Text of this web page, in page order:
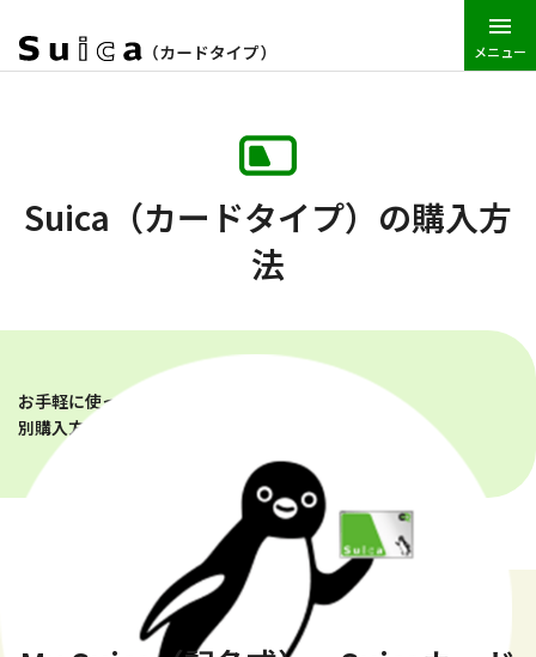
メニュー
Suica（カードタイプ）の購入方
法
お手軽に使っていただくために。
別購入方法を紹介します。